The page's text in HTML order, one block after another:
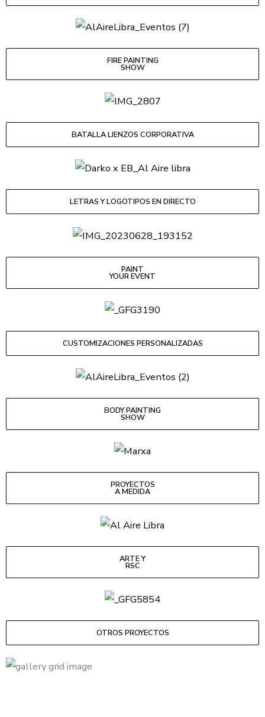
FIRE PAINTING
SHOW
BATALLA LIENZOS CORPORATIVA
LETRAS Y LOGOTIPOS EN DIRECTO
PAINT
YOUR EVENT
CUSTOMIZACIONES PERSONALIZADAS
BODY PAINTING
SHOW
PROYECTOS
A MEDIDA
ARTE Y
RSC
OTROS PROYECTOS